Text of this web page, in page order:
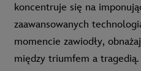
koncentruje się na
zaawansowanych
momencie zawiodły,
między triumfem a tragedią.